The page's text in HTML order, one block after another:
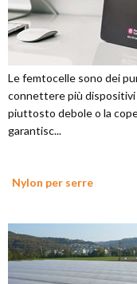
Le femtocelle sono dei
connettere più dispositivi
piuttosto debole o la
garantisc...
Nylon per serre